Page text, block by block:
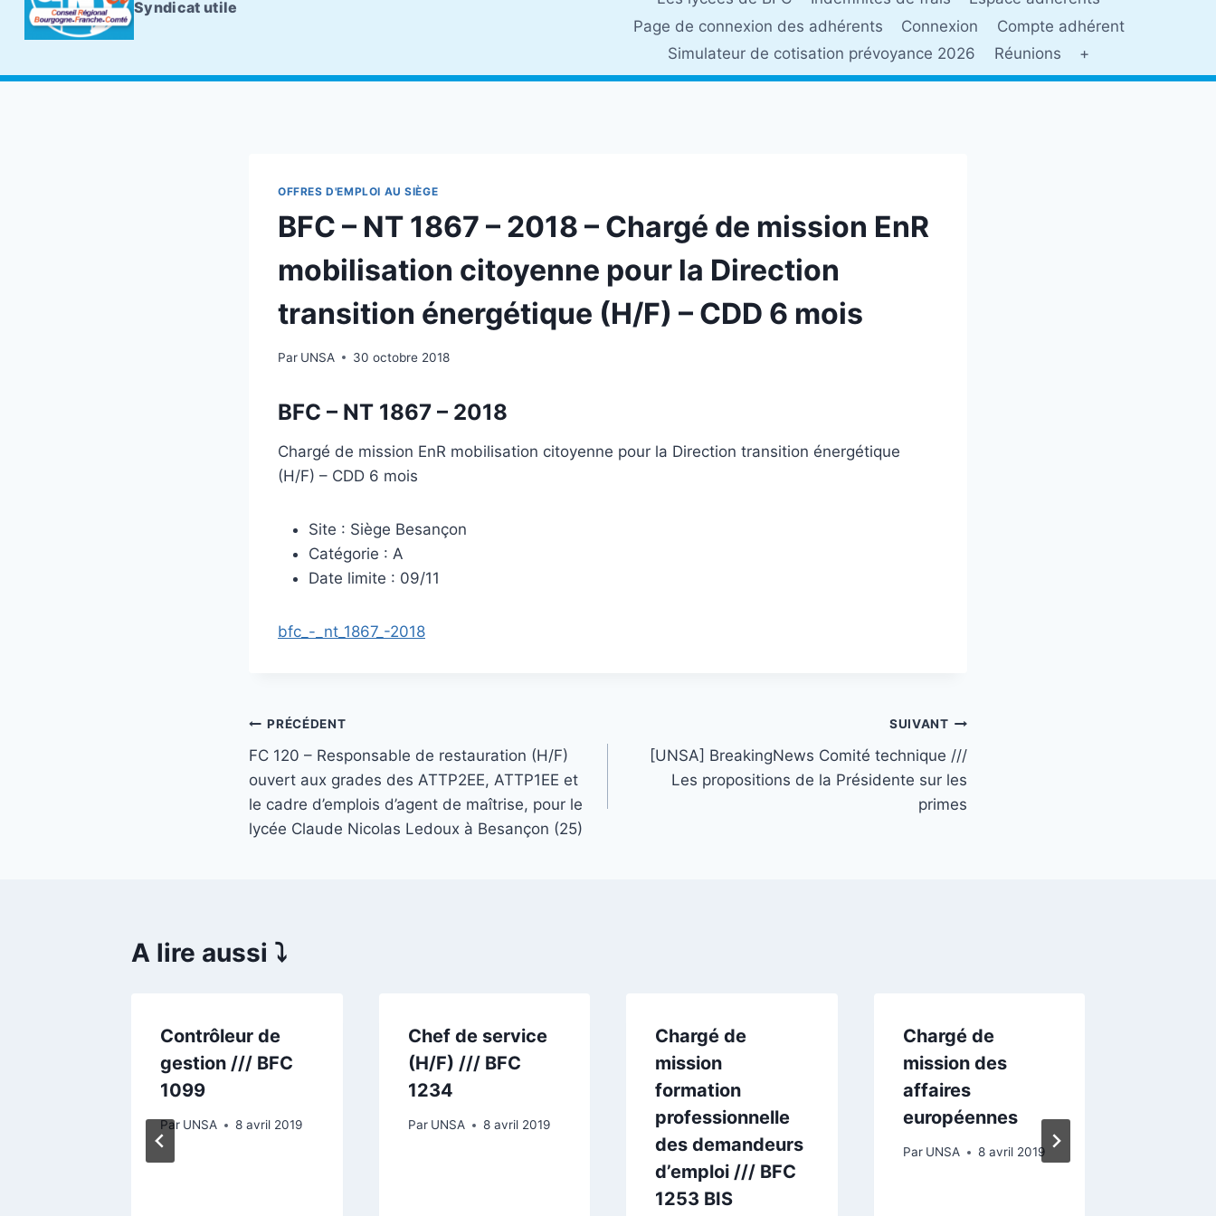
Syndicat utile
Page de connexion des adhérents
Connexion
Compte adhérent
Simulateur de cotisation prévoyance 2026
Réunions +
OFFRES D'EMPLOI AU SIÈGE
BFC – NT 1867 – 2018 – Chargé de mission EnR
mobilisation citoyenne pour la Direction
transition énergétique (H/F) – CDD 6 mois
Par UNSA 30 octobre 2018
BFC – NT 1867 – 2018
Chargé de mission EnR mobilisation citoyenne pour la Direction transition énergétique
(H/F) – CDD 6 mois
Site : Siège Besançon
Catégorie : A
Date limite : 09/11
bfc_-_nt_1867_-2018
Navigation
de
l’article
PRÉCÉDENT
FC 120 – Responsable de restauration (H/F)
ouvert aux grades des ATTP2EE, ATTP1EE et
le cadre d’emplois d’agent de maîtrise, pour le
lycée Claude Nicolas Ledoux à Besançon (25)
SUIVANT
[UNSA] BreakingNews Comité technique ///
Les propositions de la Présidente sur les
primes
A lire aussi ⤵️
Contrôleur de
gestion /// BFC
1099
Par UNSA 8 avril 2019
Chef de service
(H/F) /// BFC
1234
Par UNSA 8 avril 2019
Chargé de
mission
formation
professionnelle
des demandeurs
d’emploi /// BFC
1253 BIS
Chargé de
mission des
affaires
européennes
Par UNSA 8 avril 2019